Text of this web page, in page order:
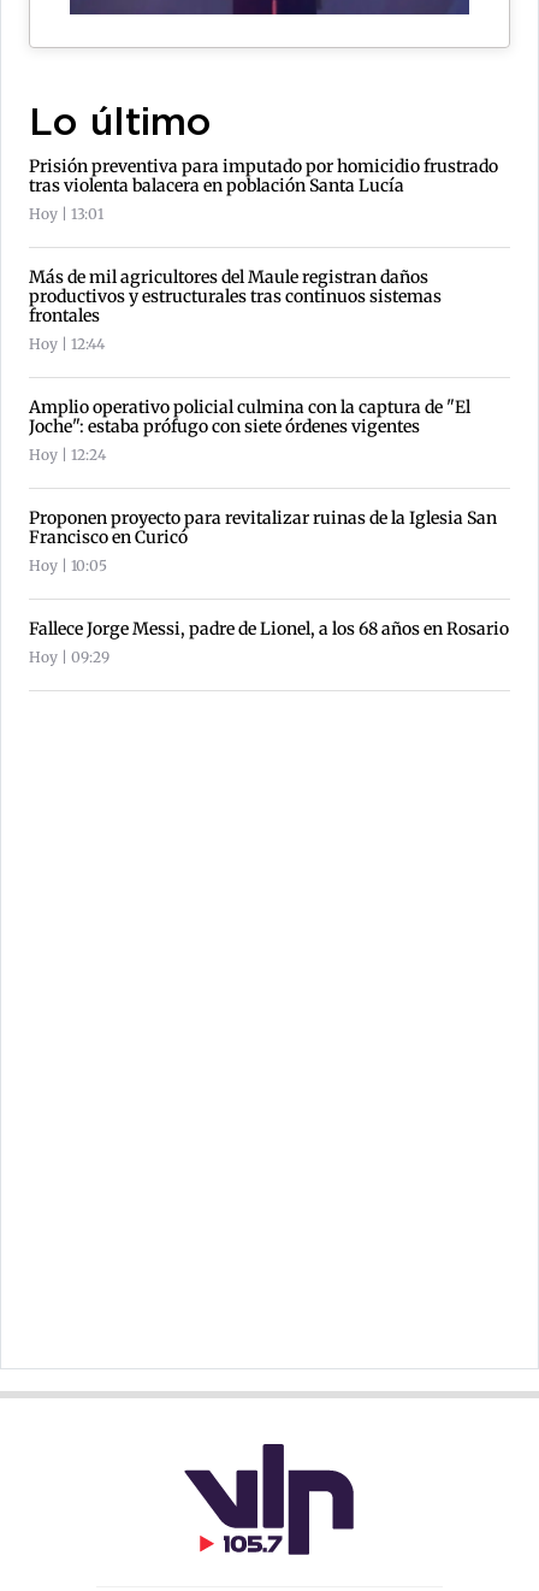
Lo último
Prisión preventiva para imputado por homicidio frustrado
tras violenta balacera en población Santa Lucía
Hoy | 13:01
Más de mil agricultores del Maule registran daños
productivos y estructurales tras continuos sistemas
frontales
Hoy | 12:44
Amplio operativo policial culmina con la captura de "El
Joche": estaba prófugo con siete órdenes vigentes
Hoy | 12:24
Proponen proyecto para revitalizar ruinas de la Iglesia San
Francisco en Curicó
Hoy | 10:05
Fallece Jorge Messi, padre de Lionel, a los 68 años en Rosario
Hoy | 09:29